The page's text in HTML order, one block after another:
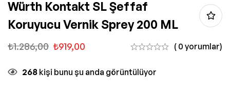
Würth Kontakt SL Şeffaf
Koruyucu Vernik Sprey 200 ML
₺1.286,00 ₺919,00 ( 0 yorumlar)
268 kişi bunu şu anda görüntülüyor